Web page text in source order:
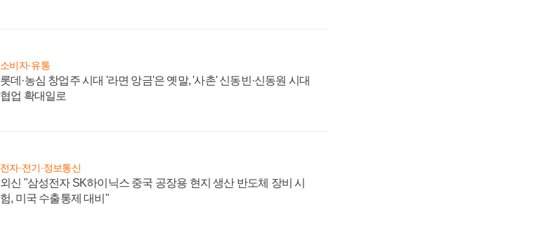
소비자·유통
롯데·농심 창업주 시대 '라면 앙금'은 옛말, '사촌' 신동빈·신동원 시대
협업 확대일로
전자·전기·정보통신
외신 "삼성전자 SK하이닉스 중국 공장용 현지 생산 반도체 장비 시
험, 미국 수출통제 대비"